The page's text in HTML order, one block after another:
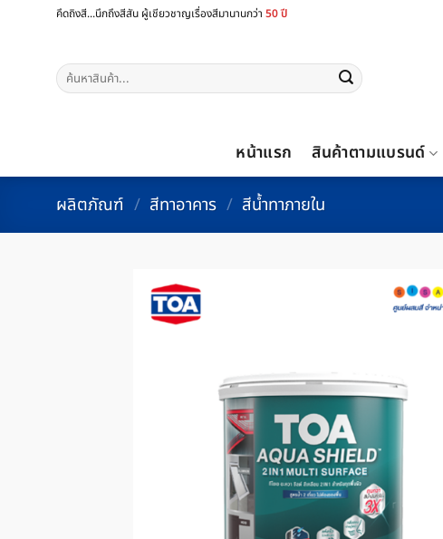
คึดถิงสี...นึกถึงสีสัน ผู้เชียวชาญเรื่องสีมานานกว่า 50 ปี
ค้นหา:
หน้าแรก สินค้าตามแบรนด์
ผลิตภัณฑ์ / สีทาอาคาร / สีน้ำทาภายใน